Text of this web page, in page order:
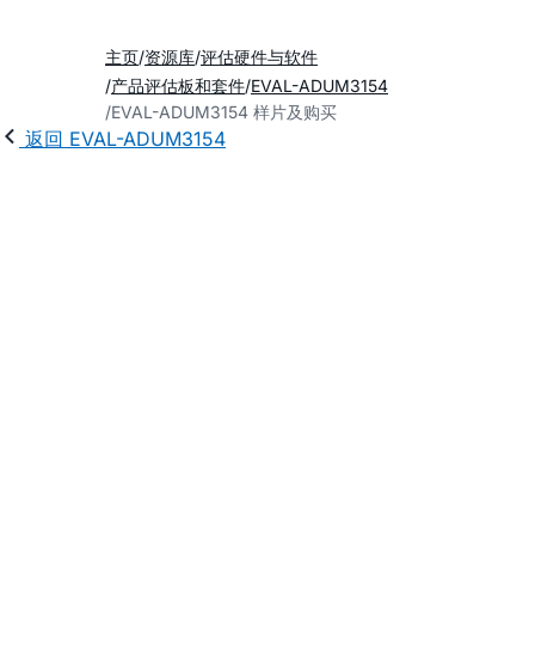
主页 资源库 评估硬件与软件
产品评估板和套件 EVAL-ADUM3154
EVAL-ADUM3154 样片及购买
返回 EVAL-ADUM3154